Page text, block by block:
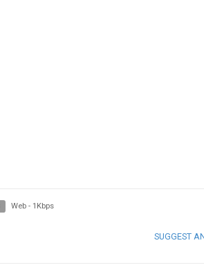
Web - 1Kbps
SUGGEST